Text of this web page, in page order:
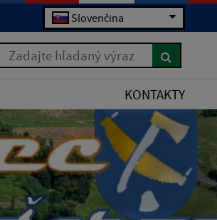
Slovenčina
Zadajte hľadaný výraz
KONTAKTY